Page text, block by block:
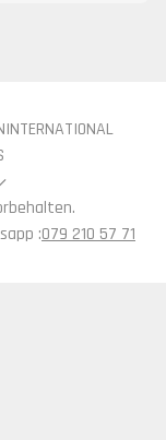
INTERNATIONAL
:079 210 57 71